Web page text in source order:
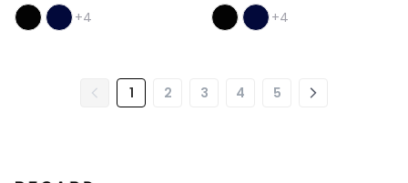
+4 +4
1 2 3 4 5